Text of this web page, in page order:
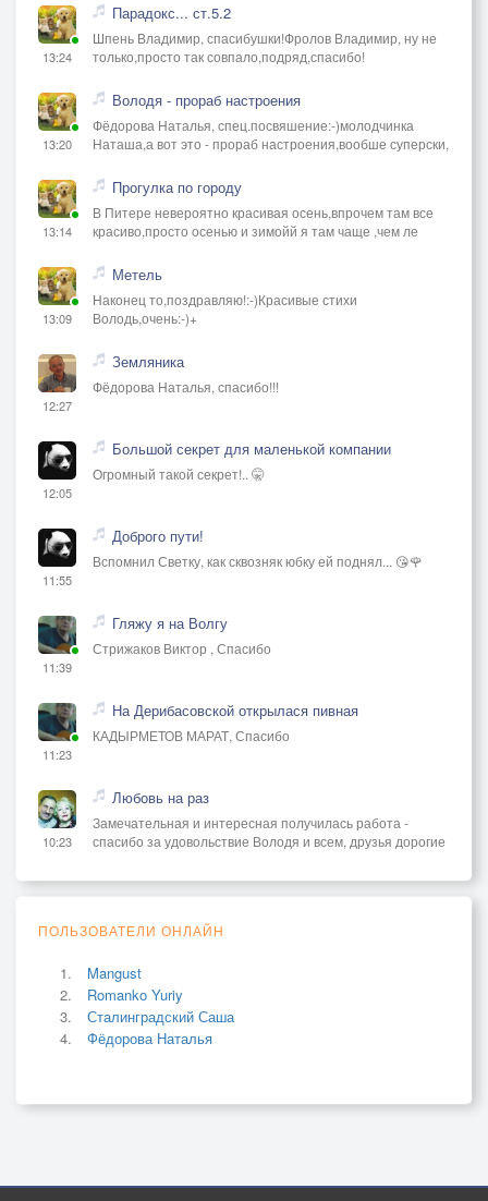
13:24
Парадокс... ст.5.2
Шпень Владимир, спасибушки!Фролов Владимир, ну не
только,просто так совпало,подряд,спасибо!
13:20
Володя - прораб настроения
Фёдорова Наталья, спец.посвяшение:-)молодчинка
Наташа,а вот это - прораб настроения,вообше суперски,
13:14
Прогулка по городу
В Питере невероятно красивая осень,впрочем там все
красиво,просто осенью и зимойй я там чаще ,чем ле
13:09
Метель
Наконец то,поздравляю!:-)Красивые стихи
Володь,очень:-)+
12:27
Земляника
Фёдорова Наталья, спасибо!!!
12:05
Большой секрет для маленькой компании
Огромный такой секрет!.. 🤫
11:55
Доброго пути!
Вспомнил Светку, как сквозняк юбку ей поднял... 😘🌹
11:39
Гляжу я на Волгу
Стрижаков Виктор , Спасибо
11:23
На Дерибасовской открылася пивная
КАДЫРМЕТОВ МАРАТ, Спасибо
10:23
Любовь на раз
Замечательная и интересная получилась работа -
спасибо за удовольствие Володя и всем, друзья дорогие
ПОЛЬЗОВАТЕЛИ ОНЛАЙН
Mangust
Romanko Yuriy
Сталинградский Саша
Фёдорова Наталья